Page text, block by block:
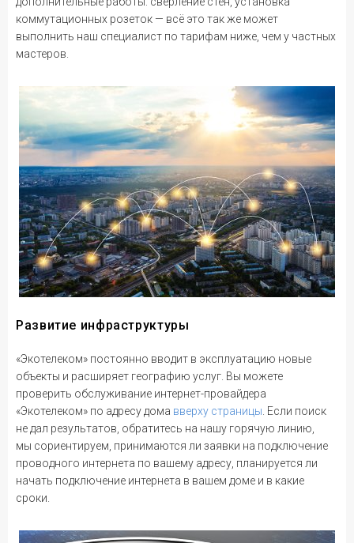
коммутационных розеток — всё это так же может
выполнить наш специалист по тарифам ниже, чем у частных
мастеров.
Развитие инфраструктуры
«Экотелеком» постоянно вводит в эксплуатацию новые
объекты и расширяет географию услуг. Вы можете
проверить обслуживание интернет-провайдера
«Экотелеком» по адресу дома вверху страницы . Если поиск
не дал результатов, обратитесь на нашу горячую линию,
мы сориентируем, принимаются ли заявки на подключение
проводного интернета по вашему адресу, планируется ли
начать подключение интернета в вашем доме и в какие
сроки.